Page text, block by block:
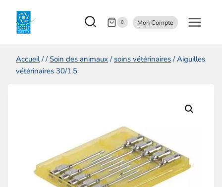
0 Mon Compte
Accueil / / Soin des animaux / soins vétérinaires / Aiguilles
vétérinaires 30/1.5